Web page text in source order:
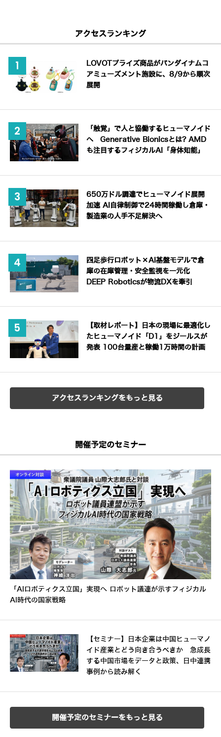
アクセスランキング
LOVOTプライズ商品がバンダイナムコ
アミューズメント施設に、8/9から順次
展開
「触覚」で人と協働するヒューマノイド
へ Generative Bionicsとは? AMD
も注目するフィジカルAI「身体知能」
650万ドル調達でヒューマノイド展開
加速 AI自律制御で24時間稼働し倉庫・
製造業の人手不足解決へ
四足歩行ロボット×AI基盤モデルで倉
庫の在庫管理・安全監視を一元化
DEEP Roboticsが物流DXを牽引
【取材レポート】日本の現場に最適化し
たヒューマノイド「D1」をジールスが
発表 100台量産と稼働1万時間の計画
アクセスランキングをもっと見る
開催予定のセミナー
「AIロボティクス立国」実現へ ロボット議連が示すフィジカル
AI時代の国家戦略
【セミナー】日本企業は中国ヒューマノ
イド産業とどう向き合うべきか 急成長
する中国市場をデータと政策、日中連携
事例から読み解く
開催予定のセミナーをもっと見る